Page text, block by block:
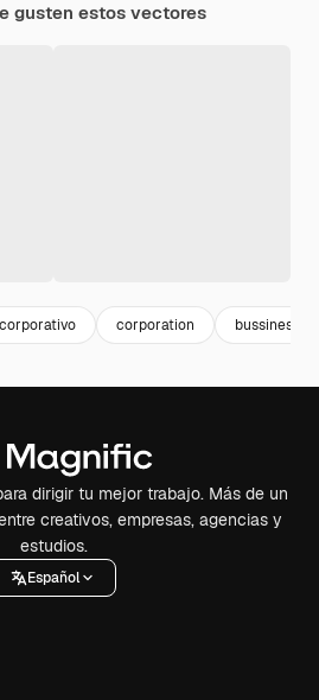
gusten estos vectores
corporativo corporation bussines
dirigir tu mejor trabajo. Más de un
creativos, empresas, agencias y
estudios.
Español